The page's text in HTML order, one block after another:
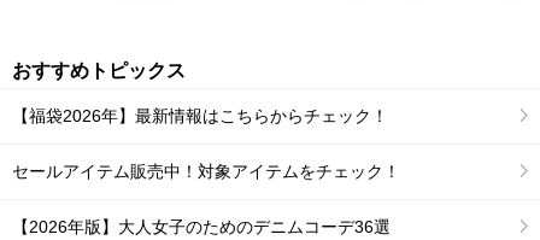
おすすめトピックス
【福袋2026年】最新情報はこちらからチェック！
セールアイテム販売中！対象アイテムをチェック！
【2026年版】大人女子のためのデニムコーデ36選